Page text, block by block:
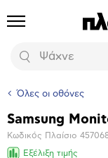
Προϊόντα
Αναζήτηση
Όλες οι οθόνες
Βασικά
χαρακτηριστικά
Samsung
Κωδικός Πλαίσιο
Εξέλιξη τιμής